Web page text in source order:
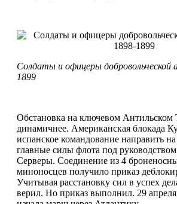
Солдаты и офицеры добровольческой
1899
Обстановка на ключевом Антильском
динамичнее. Американская блокада
испанское командование направить
главные силы флота под
Серверы. Соединение из 4
миноносцев получило приказ
Учитывая расстановку сил в успех
верил. Но приказ выполнил. 29 апреля